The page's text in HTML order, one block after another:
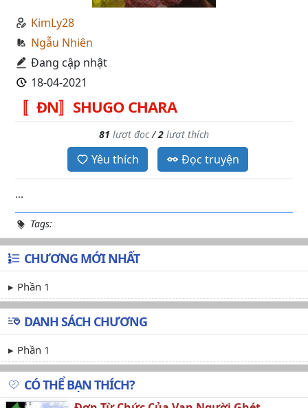
KimLy28
Ngẫu Nhiên
Đang cập nhật
18-04-2021
〚ĐN〛SHUGO CHARA
81 lượt đọc/2 lượt thích
Yêu thích Đọc truyện
...
Tags:
CHƯƠNG MỚI NHẤT
Phần 1
DANH SÁCH CHƯƠNG
Phần 1
CÓ THỂ BẠN THÍCH?